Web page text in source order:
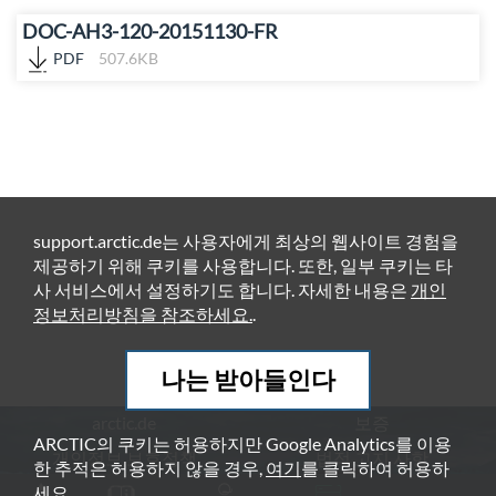
DOC-AH3-120-20151130-FR
PDF 507.6KB
개인정보 보호정책
법적 고지 사항
support.arctic.de는 사용자에게 최상의 웹사이트 경험을
제공하기 위해 쿠키를 사용합니다. 또한, 일부 쿠키는 타
사 서비스에서 설정하기도 합니다. 자세한 내용은 개인
정보처리방침을 참조하세요..
나는 받아들인다
ARCTIC의 쿠키는 허용하지만 Google Analytics를 이용
한 추적은 허용하지 않을 경우, 여기를 클릭하여 허용하